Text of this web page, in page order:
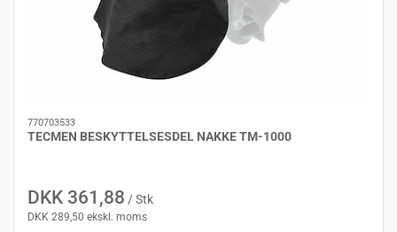
770703533
TECMEN BESKYTTELSESDEL NAKKE TM-1000
DKK 361,88 / Stk
DKK 289,50 ekskl. moms